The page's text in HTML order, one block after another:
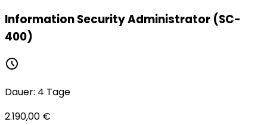
Information Security Administrator (SC-
400)
Dauer: 4 Tage
2.190,00 €